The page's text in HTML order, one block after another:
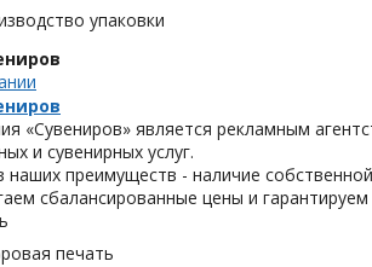
упаковки
«Сувениров» является рекламным
и сувенирных услуг.
наших преимуществ - наличие
сбалансированные цены и
печать